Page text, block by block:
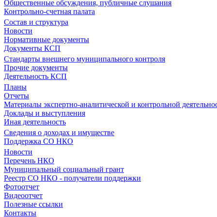
Общественные обсуждения, публичные слушания
Контрольно-счетная палата
Состав и структура
Новости
Нормативные документы
Документы КСП
Стандарты внешнего муниципального контроля
Прочие документы
Деятельность КСП
Планы
Отчеты
Материалы экспертно-аналитической и контрольной
Доклады и выступления
Иная деятельность
Сведения о доходах и имуществе
Поддержка СО НКО
Новости
Перечень НКО
Муниципальный социальный грант
Реестр СО НКО - получатели поддержки
Фотоотчет
Видеоотчет
Полезные ссылки
Контакты